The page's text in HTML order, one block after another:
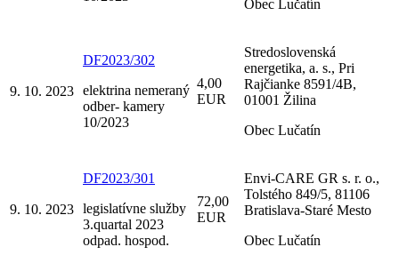
Obec Lučatín
9. 10. 2023
DF2023/302
elektrina nemeraný
odber- kamery
10/2023
4,00
EUR
Stredoslovenská
energetika, a. s., Pri
Rajčianke 8591/4B,
01001 Žilina
Obec Lučatín
9. 10. 2023
DF2023/301
legislatívne služby
3.quartal 2023
odpad. hospod.
72,00
EUR
Envi-CARE GR s. r. o.,
Tolstého 849/5, 81106
Bratislava-Staré Mesto
Obec Lučatín